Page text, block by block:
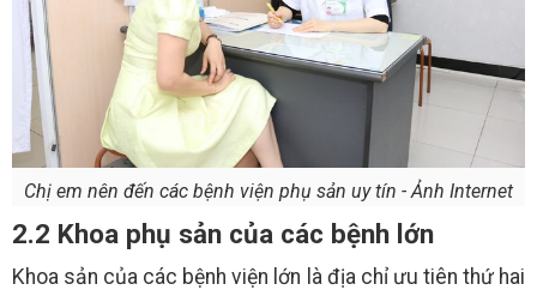
Chị em nên đến các bệnh viện phụ sản uy tín - Ảnh Internet
2.2 Khoa phụ sản của các bệnh lớn
Khoa sản của các bệnh viện lớn là địa chỉ ưu tiên thứ hai